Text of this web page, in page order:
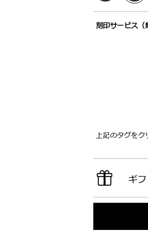
刻印サービス（
上記のタグをク
ギ